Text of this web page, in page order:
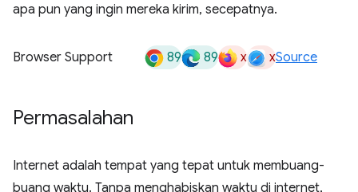
apa pun yang ingin mereka kirim, secepatnya.
Browser Support 89 89 x xSource
Permasalahan
Internet adalah tempat yang tepat untuk membuang-
buang waktu. Tanpa menghabiskan waktu di internet,